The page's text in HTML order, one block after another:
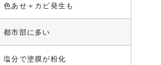
色あせ＋カビ発生も
都市部に多い
塩分で塗膜が粉化